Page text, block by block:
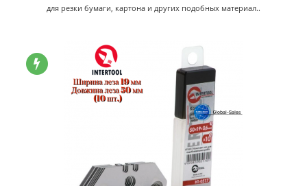
для резки бумаги, картона и других подобных материал..